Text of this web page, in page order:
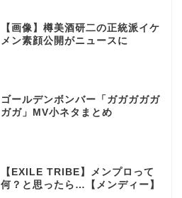
【画像】樽美酒研二の正統派イケ
メン素顔公開がニュースに
ゴールデンボンバー「ガガガガガ
ガガ」MV小ネタまとめ
【EXILE TRIBE】メンプロって
何？と思ったら…【メンディー】